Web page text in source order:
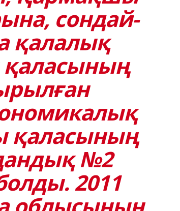
сондай-
қалалық
қаласының
қаласының
№2
2011